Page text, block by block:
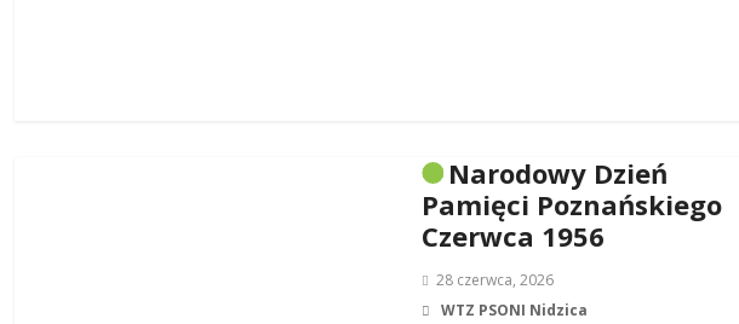
Narodowy Dzień
Pamięci Poznańskiego
Czerwca 1956
28 czerwca, 2026
WTZ PSONI Nidzica